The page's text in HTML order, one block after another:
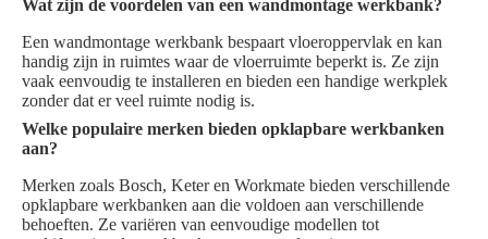
Wat zijn de voordelen van een wandmontage werkbank?
Een wandmontage werkbank bespaart vloeroppervlak en kan
handig zijn in ruimtes waar de vloerruimte beperkt is. Ze zijn
vaak eenvoudig te installeren en bieden een handige werkplek
zonder dat er veel ruimte nodig is.
Welke populaire merken bieden opklapbare werkbanken
aan?
Merken zoals Bosch, Keter en Workmate bieden verschillende
opklapbare werkbanken aan die voldoen aan verschillende
behoeften. Ze variëren van eenvoudige modellen tot